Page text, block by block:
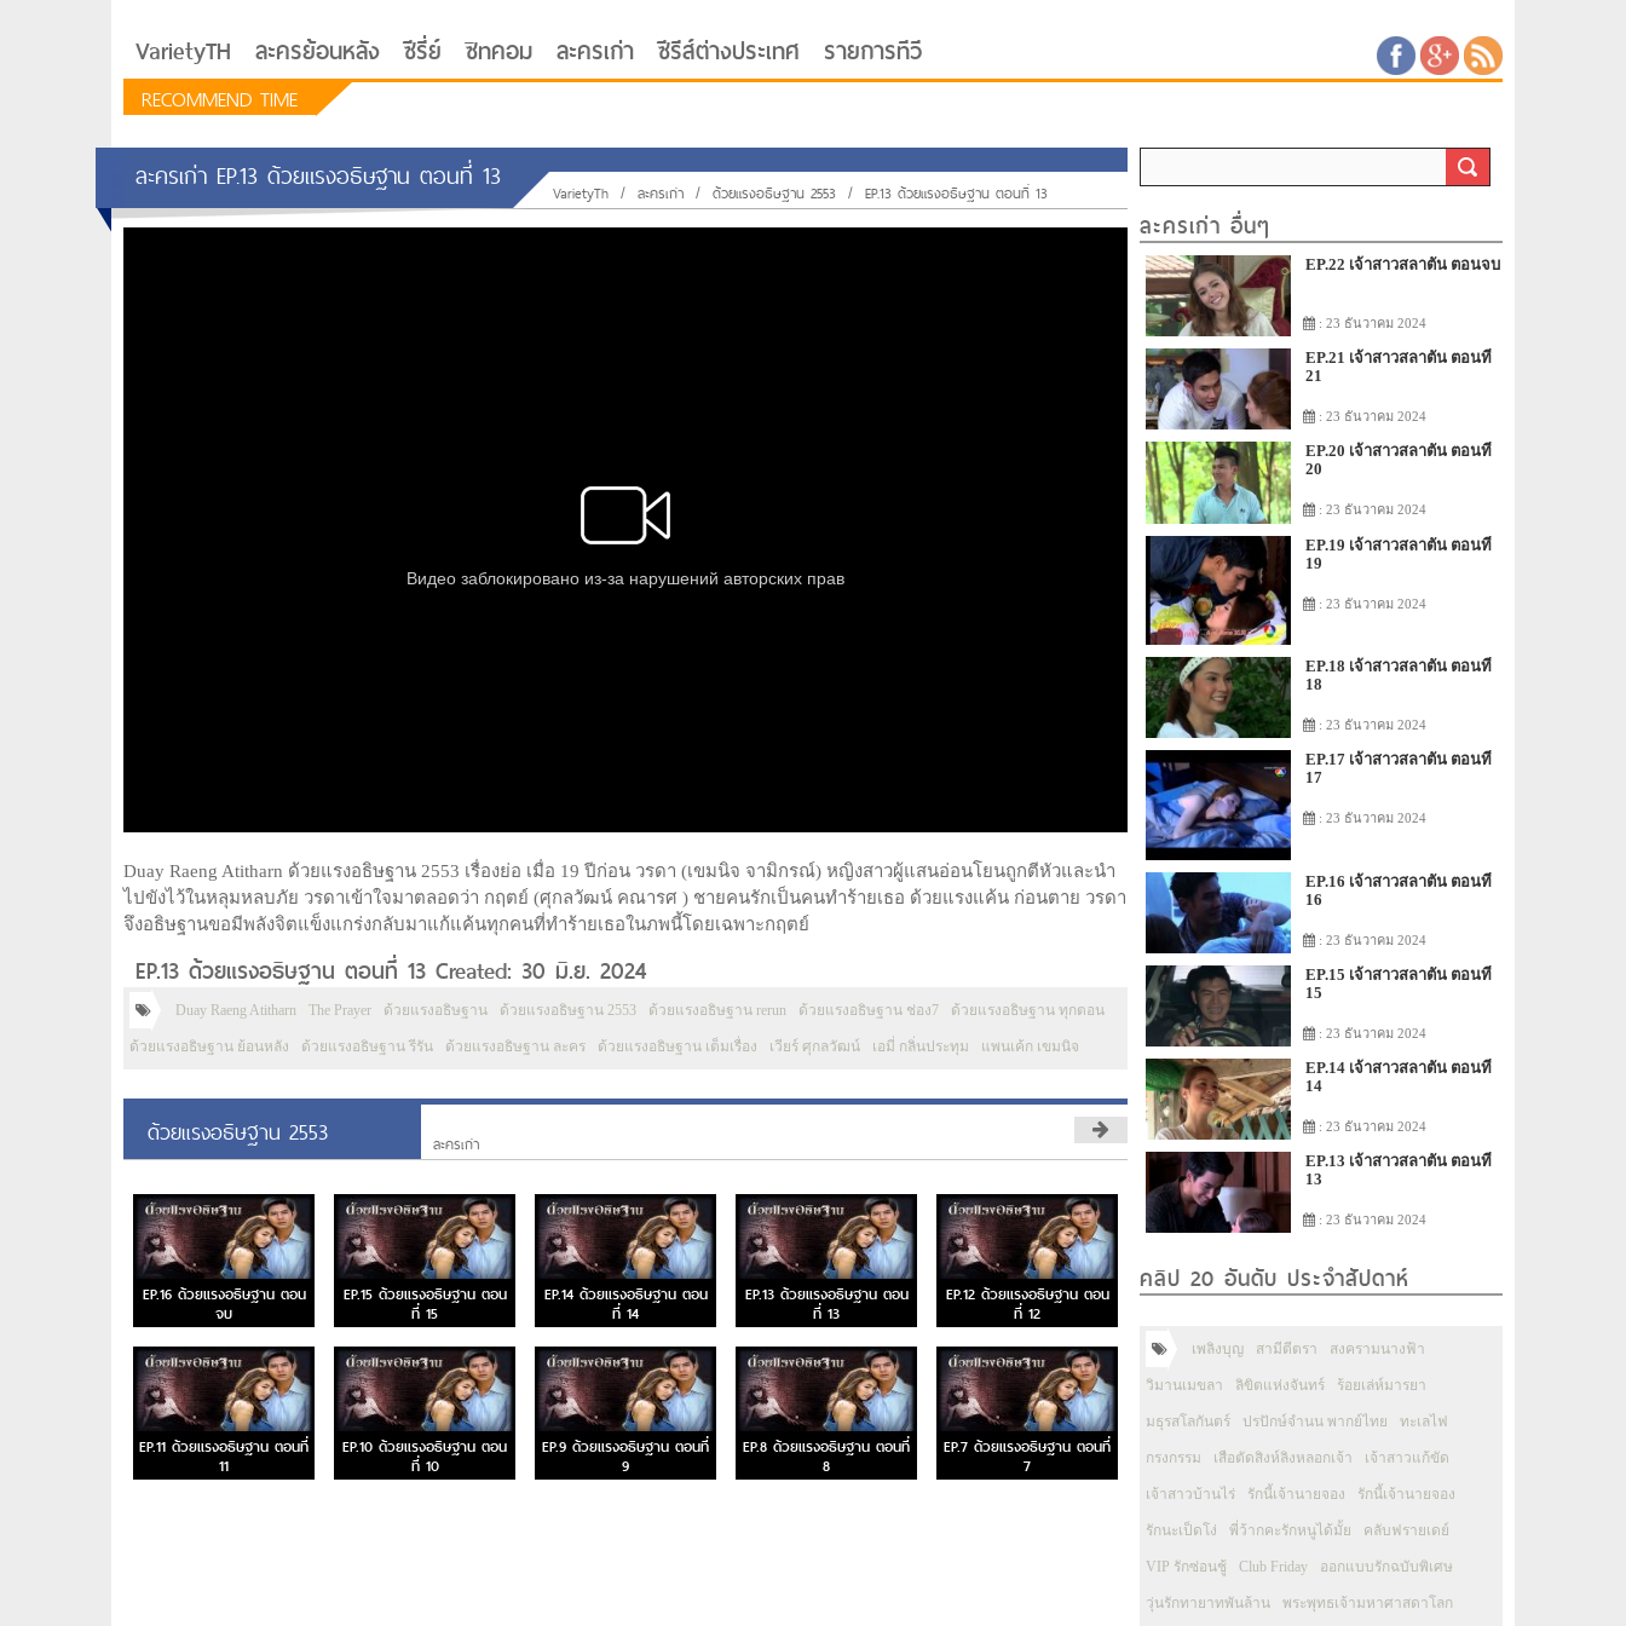
VarietyTH ละครย้อนหลัง ซีรี่ย์ ซิทคอม ละครเก่า ซีรีส์ต่างประเทศ รายการทีวี
RECOMMEND TIME
ละครเก่า EP.13 ด้วยแรงอธิษฐาน ตอนที่ 13 VarietyTh / ละครเก่า / ด้วยแรงอธิษฐาน 2553 / EP.13 ด้วยแรงอธิษฐาน ตอนที่ 13
Duay Raeng Atitharn ด้วยแรงอธิษฐาน 2553 เรื่องย่อ เมื่อ 19 ปีก่อน วรดา (เขมนิจ จามิกรณ์) หญิงสาวผู้แสนอ่อนโยนถูกตีหัวและนำ
ไปขังไว้ในหลุมหลบภัย วรดาเข้าใจมาตลอดว่า กฤตย์ (ศุกลวัฒน์ คณารศ ) ชายคนรักเป็นคนทำร้ายเธอ ด้วยแรงแค้น ก่อนตาย วรดา
จึงอธิษฐานขอมีพลังจิตแข็งแกร่งกลับมาแก้แค้นทุกคนที่ทำร้ายเธอในภพนี้โดยเฉพาะกฤตย์
EP.13 ด้วยแรงอธิษฐาน ตอนที่ 13 Created: 30 มิ.ย. 2024
Duay Raeng Atitharn The Prayer ด้วยแรงอธิษฐาน ด้วยแรงอธิษฐาน 2553 ด้วยแรงอธิษฐาน rerun ด้วยแรงอธิษฐาน ช่อง7 ด้วยแรงอธิษฐาน ทุกตอน
ด้วยแรงอธิษฐาน ย้อนหลัง ด้วยแรงอธิษฐาน รีรัน ด้วยแรงอธิษฐาน ละคร ด้วยแรงอธิษฐาน เต็มเรื่อง เวียร์ ศุกลวัฒน์ เอมี่ กลิ่นประทุม แพนเค้ก เขมนิจ
ด้วยแรงอธิษฐาน 2553 ละครเก่า
EP.16 ด้วยแรงอธิษฐาน ตอน
จบ
EP.15 ด้วยแรงอธิษฐาน ตอน
ที่ 15
EP.14 ด้วยแรงอธิษฐาน ตอน
ที่ 14
EP.13 ด้วยแรงอธิษฐาน ตอน
ที่ 13
EP.12 ด้วยแรงอธิษฐาน ตอน
ที่ 12
EP.11 ด้วยแรงอธิษฐาน ตอนที่
11
EP.10 ด้วยแรงอธิษฐาน ตอน
ที่ 10
EP.9 ด้วยแรงอธิษฐาน ตอนที่
9
EP.8 ด้วยแรงอธิษฐาน ตอนที่
8
EP.7 ด้วยแรงอธิษฐาน ตอนที่
7
ละครเก่า อื่นๆ
EP.22 เจ้าสาวสลาตัน ตอนจบ
: 23 ธันวาคม 2024
EP.21 เจ้าสาวสลาตัน ตอนที่
21
: 23 ธันวาคม 2024
EP.20 เจ้าสาวสลาตัน ตอนที่
20
: 23 ธันวาคม 2024
EP.19 เจ้าสาวสลาตัน ตอนที่
19
: 23 ธันวาคม 2024
EP.18 เจ้าสาวสลาตัน ตอนที่
18
: 23 ธันวาคม 2024
EP.17 เจ้าสาวสลาตัน ตอนที่
17
: 23 ธันวาคม 2024
EP.16 เจ้าสาวสลาตัน ตอนที่
16
: 23 ธันวาคม 2024
EP.15 เจ้าสาวสลาตัน ตอนที่
15
: 23 ธันวาคม 2024
EP.14 เจ้าสาวสลาตัน ตอนที่
14
: 23 ธันวาคม 2024
EP.13 เจ้าสาวสลาตัน ตอนที่
13
: 23 ธันวาคม 2024
คลิป 20 อันดับ ประจำสัปดาห์
เพลิงบุญ สามีตีตรา สงครามนางฟ้า
วิมานเมขลา ลิขิตแห่งจันทร์ ร้อยเล่ห์มารยา
มธุรสโลกันตร์ ปรปักษ์จำนน พากย์ไทย ทะเลไฟ
กรงกรรม เสือตัดสิงห์ลิงหลอกเจ้า เจ้าสาวแก้ขัด
เจ้าสาวบ้านไร่ รักนี้เจ้านายจอง รักนี้เจ้านายจอง
รักนะเป็ดโง่ พี่ว้ากคะรักหนูได้มั้ย คลับฟรายเดย์
VIP รักซ่อนชู้ Club Friday ออกแบบรักฉบับพิเศษ
วุ่นรักทายาทพันล้าน พระพุทธเจ้ามหาศาสดาโลก